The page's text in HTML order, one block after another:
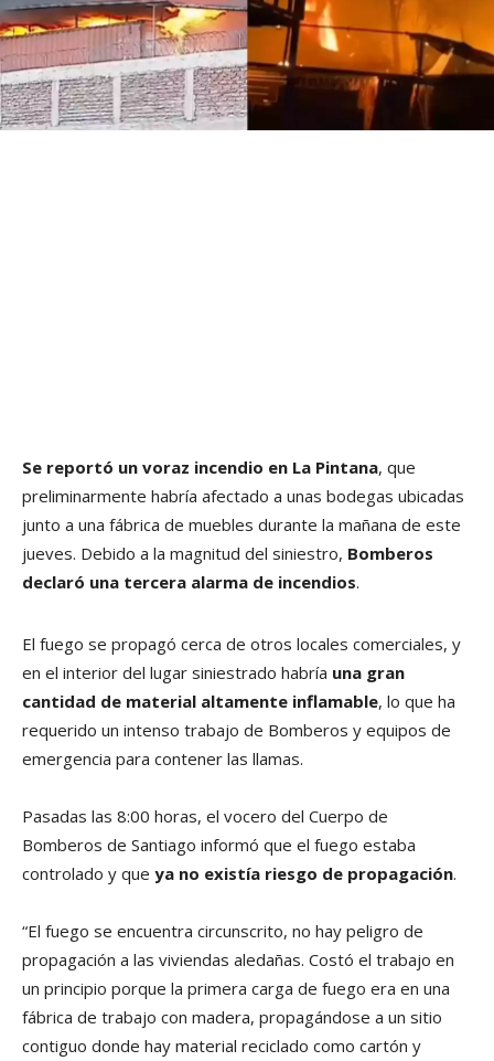
Se reportó un voraz incendio en La Pintana, que
preliminarmente habría afectado a unas bodegas ubicadas
junto a una fábrica de muebles durante la mañana de este
jueves. Debido a la magnitud del siniestro, Bomberos
declaró una tercera alarma de incendios.
El fuego se propagó cerca de otros locales comerciales, y
en el interior del lugar siniestrado habría una gran
cantidad de material altamente inflamable, lo que ha
requerido un intenso trabajo de Bomberos y equipos de
emergencia para contener las llamas.
Pasadas las 8:00 horas, el vocero del Cuerpo de
Bomberos de Santiago informó que el fuego estaba
controlado y que ya no existía riesgo de propagación.
“El fuego se encuentra circunscrito, no hay peligro de
propagación a las viviendas aledañas. Costó el trabajo en
un principio porque la primera carga de fuego era en una
fábrica de trabajo con madera, propagándose a un sitio
contiguo donde hay material reciclado como cartón y